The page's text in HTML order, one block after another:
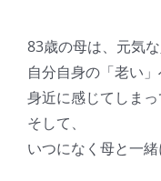
83歳の母は、元気
自分自身の「老い
身近に感じてしまっ
そして、
いつになく母と一緒